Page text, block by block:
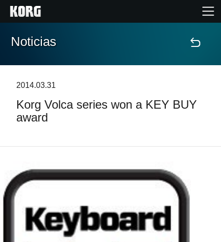
Inicio
Características
Noticias
Noticias
2014.03.31
Korg Volca series won a KEY BUY
award